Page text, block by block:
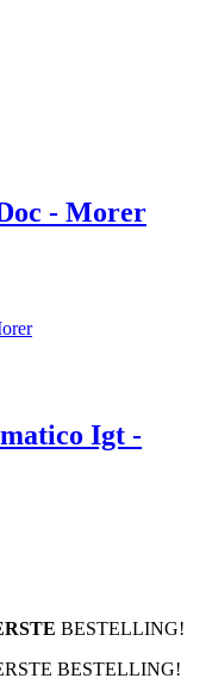
- Morer
Igt -
BESTELLING!
BESTELLING!